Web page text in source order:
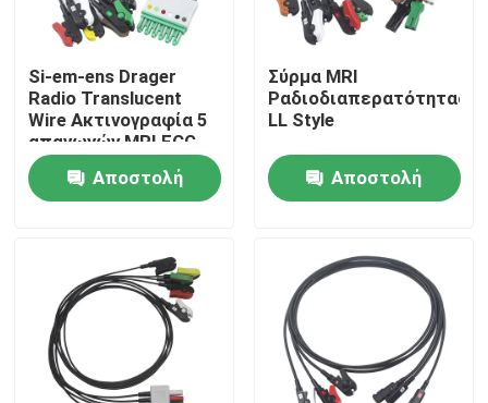
Προϊόντα
Περίπου εμείς
Si-em-ens Drager
Radio Translucent
Wire Ακτινογραφία 5
απαγωγών MRI ECG
καλώδιο
ηλεκτροδίων
Αποστολή
Σύρμα MRI
Ραδιοδιαπερατότητας
LL Style
Αποστολή